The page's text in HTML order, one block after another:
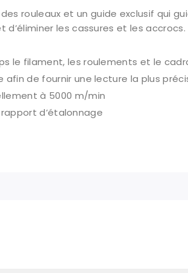
rouleaux et un guide exclusif qui
les cassures et les accrocs.
le filament, les roulements et le
de fournir une lecture la plus
à 5000 m/min
rapport d’étalonnage